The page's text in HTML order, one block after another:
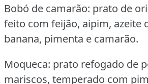
Bobó de camarão: prato de
feito com feijão, aipim, azeite
banana, pimenta e camarão.
Moqueca: prato refogado de
mariscos, temperado com